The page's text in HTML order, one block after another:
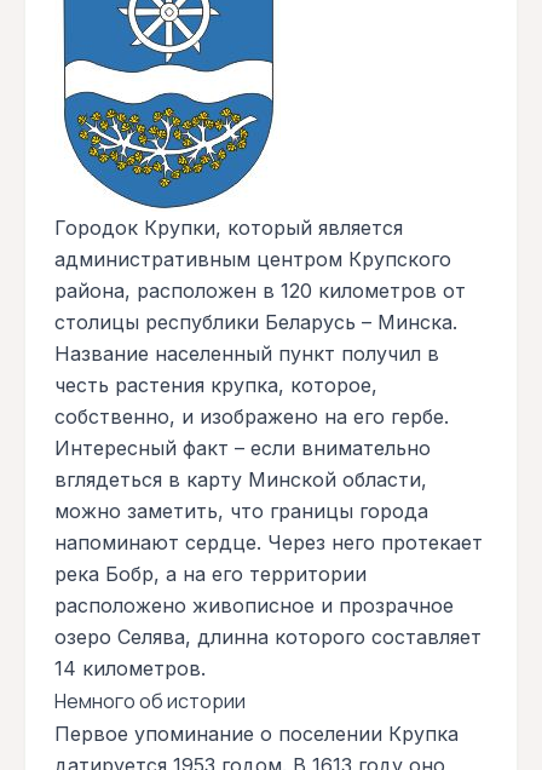
Городок Крупки, который является
административным центром Крупского
района, расположен в 120 километров от
столицы республики Беларусь – Минска.
Название населенный пункт получил в
честь растения крупка, которое,
собственно, и изображено на его гербе.
Интересный факт – если внимательно
вглядеться в карту Минской области,
можно заметить, что границы города
напоминают сердце. Через него протекает
река Бобр, а на его территории
расположено живописное и прозрачное
озеро Селява, длинна которого составляет
14 километров.
Немного об истории
Первое упоминание о поселении Крупка
датируется 1953 годом. В 1613 году оно